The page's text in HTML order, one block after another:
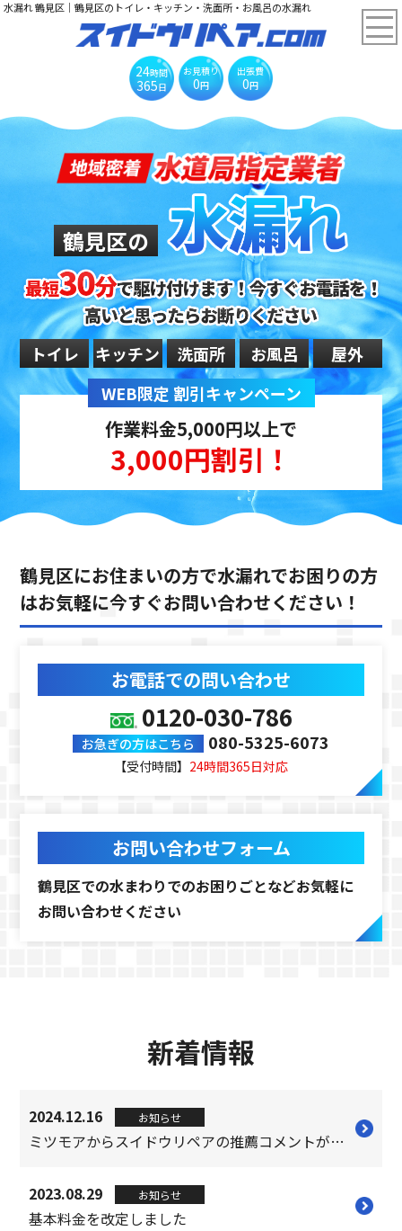
水漏れ 鶴見区｜鶴見区のトイレ・キッチン・洗面所・お風呂の水漏れ
24時間
365日
お見積り
0円
出張費
0円
鶴見区の
トイレ キッチン 洗面所 お風呂
屋外
WEB限定 割引キャンペーン
作業料金5,000円以上で
3,000円割引！
鶴見区にお住まいの方で水漏れでお困りの方
はお気軽に今すぐお問い合わせください！
お電話での問い合わせ
0120-030-786
お急ぎの方はこちら 080-5325-6073
【受付時間】 24時間365日対応
お問い合わせフォーム
鶴見区での水まわりでのお困りごとなどお気軽に
お問い合わせください
新着情報
2024.12.16 お知らせ
ミツモアからスイドウリペアの推薦コメントが届きました！
2023.08.29 お知らせ
基本料金を改定しました